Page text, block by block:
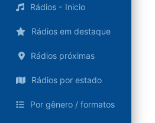
Rádios - Inicio
Rádios em destaque
Rádios próximas
Rádios por estado
Por gênero / formatos